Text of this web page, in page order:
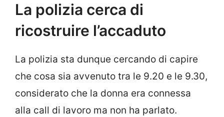
La polizia cerca di
ricostruire l’accaduto
La polizia sta dunque cercando di capire
che cosa sia avvenuto tra le 9.20 e le 9.30,
considerato che la donna era connessa
alla call di lavoro ma non ha parlato.